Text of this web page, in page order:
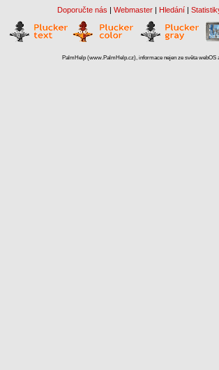
Doporučte nás | Webmaster | Hledání |
PalmHelp (www.PalmHelp.cz), informace nejen ze světa